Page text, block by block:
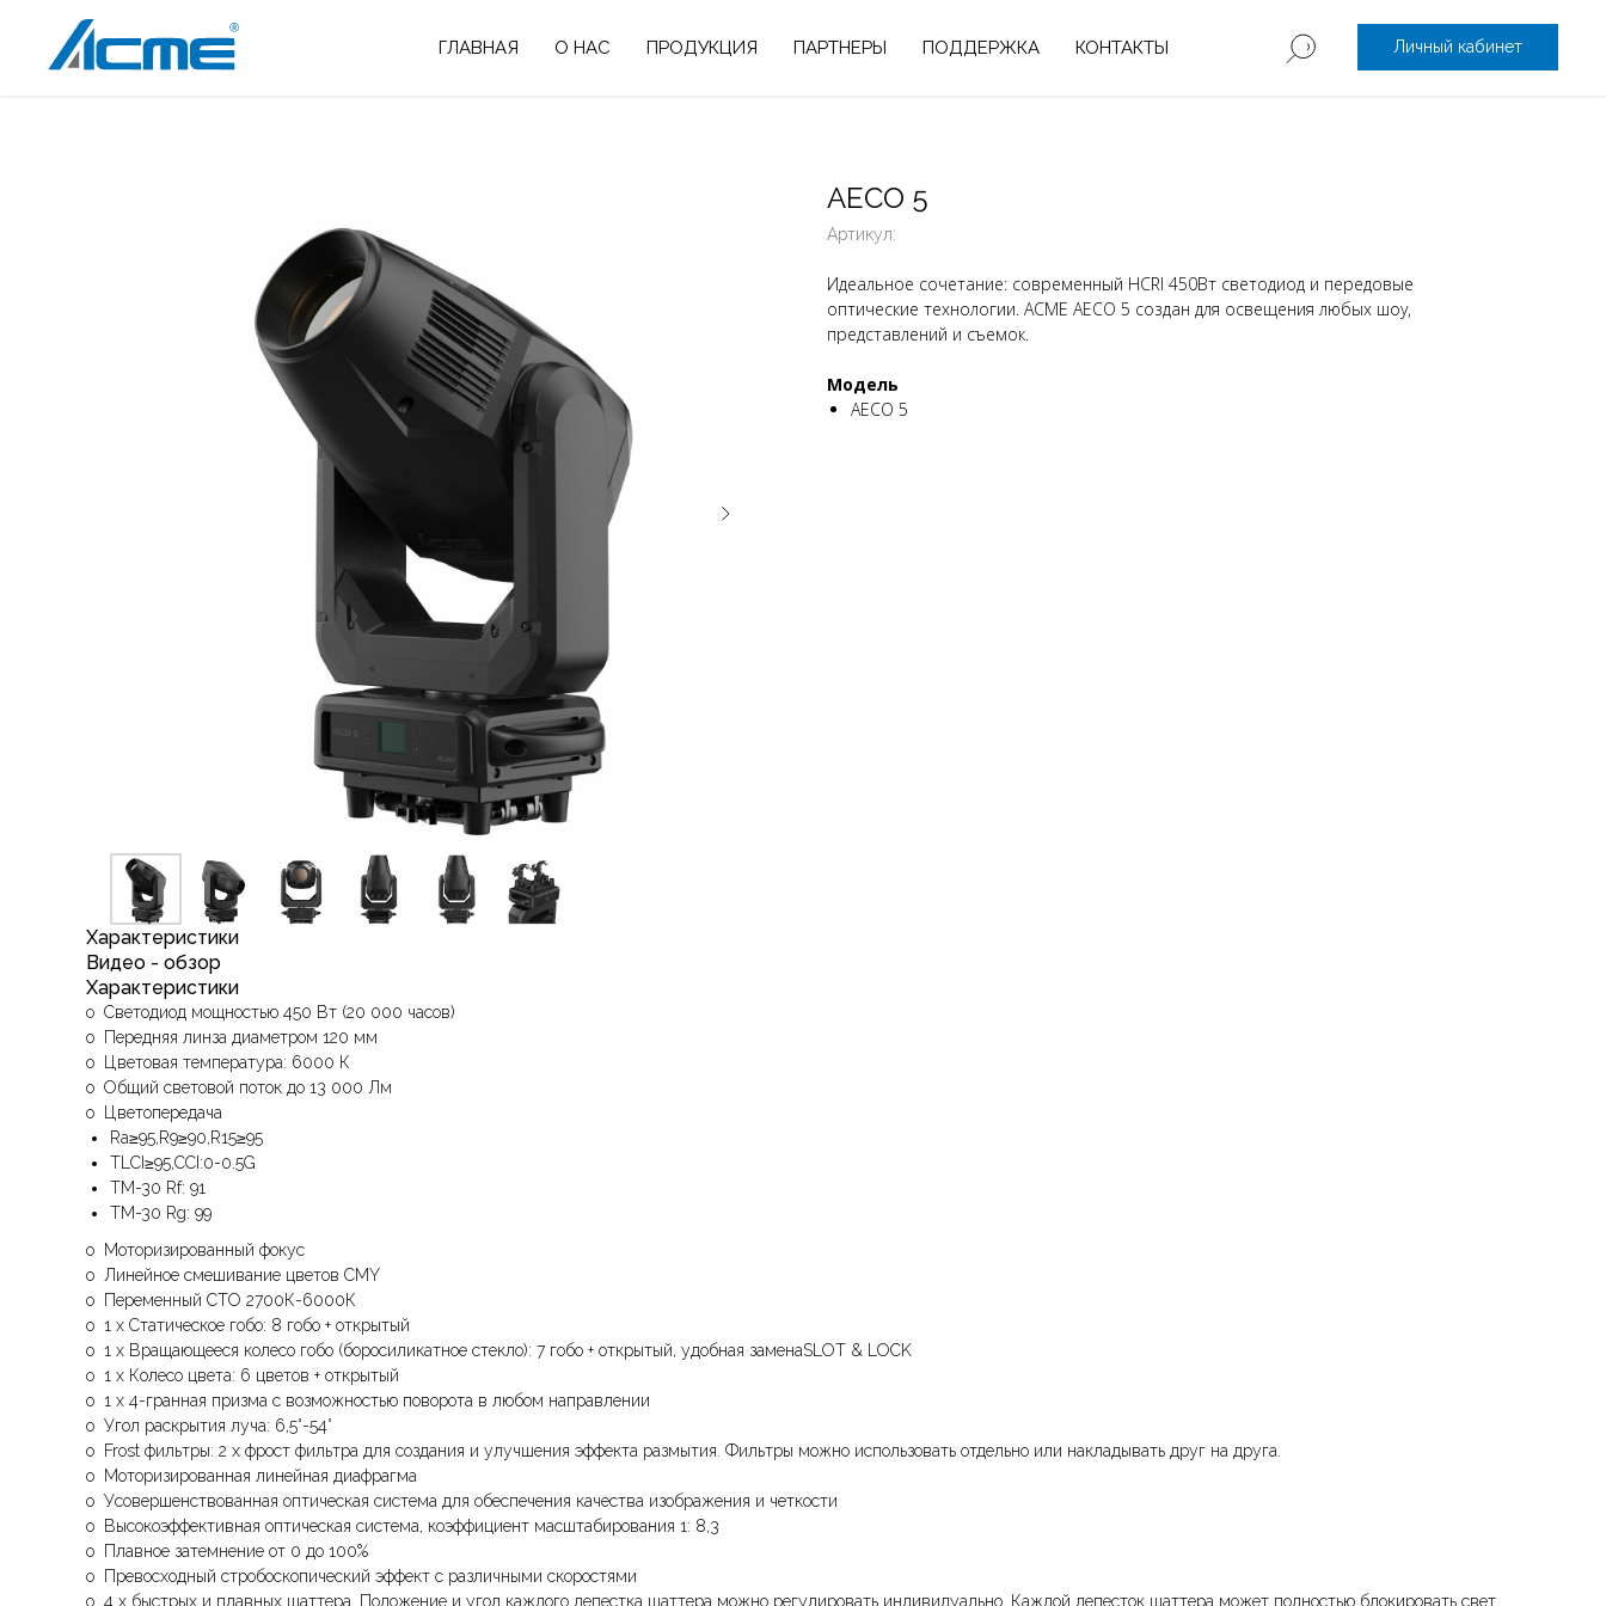
ГЛАВНАЯ О НАС ПРОДУКЦИЯ ПАРТНЕРЫ ПОДДЕРЖКА КОНТАКТЫ Личный кабинет
AECO 5
Артикул:
Идеальное сочетание: современный HCRI 450Вт светодиод и передовые
оптические технологии. ACME AECO 5 создан для освещения любых шоу,
представлений и съемок.
Модель
AECO 5
Характеристики
Видео - обзор
Характеристики
o Светодиод мощностью 450 Вт (20 000 часов)
o Передняя линза диаметром 120 мм
o Цветовая температура: 6000 К
o Общий световой поток до 13 000 Лм
o Цветопередача
Ra≥95,R9≥90,R15≥95
TLCI≥95,CCI:0-0.5G
TM-30 Rf: 91
TM-30 Rg: 99
o Моторизированный фокус
o Линейное смешивание цветов CMY
o Переменный СТО 2700К-6000К
o 1 х Статическое гобо: 8 гобо + открытый
o 1 х Вращающееся колесо гобо (боросиликатное стекло): 7 гобо + открытый, удобная заменаSLOT & LOCK
o 1 х Колесо цвета: 6 цветов + открытый
o 1 х 4-гранная призма с возможностью поворота в любом направлении
o Угол раскрытия луча: 6,5°-54°
o Frost фильтры: 2 х фрост фильтра для создания и улучшения эффекта размытия. Фильтры можно использовать отдельно или накладывать друг на друга.
o Моторизированная линейная диафрагма
o Усовершенствованная оптическая система для обеспечения качества изображения и четкости
o Высокоэффективная оптическая система, коэффициент масштабирования 1: 8,3
o Плавное затемнение от 0 до 100%
o Превосходный стробоскопический эффект с различными скоростями
o 4 x быстрых и плавных шаттера. Положение и угол каждого лепестка шаттера можно регулировать индивидуально. Каждой лепесток шаттера может полностью блокировать свет.